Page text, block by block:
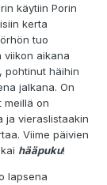
käytiin Porin
kerta
tuo
viikon aikana
pohtinut häihin
jalkana. On
meillä on
ja vieraslistaakin
Viime päivien
hääpuku!
lapsena